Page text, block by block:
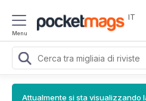
Menu
IT
Attualmente si sta visualizzando